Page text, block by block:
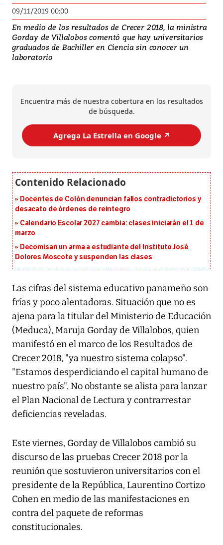
09/11/2019 00:00
En medio de los resultados de Crecer 2018, la ministra
Gorday de Villalobos comentó que hay universitarios
graduados de Bachiller en Ciencia sin conocer un
laboratorio
Encuentra más de nuestra cobertura en los resultados
de búsqueda.
Agrega La Estrella en Google ↗️
Docentes de Colón denuncian fallos contradictorios y
desacato de órdenes de reintegro
Calendario Escolar 2027 cambia: clases iniciarán el 1 de
marzo
Decomisan un arma a estudiante del Instituto José
Dolores Moscote y suspenden las clases
Las cifras del sistema educativo panameño son
frías y poco alentadoras. Situación que no es
ajena para la titular del Ministerio de Educación
(Meduca), Maruja Gorday de Villalobos, quien
manifestó en el marco de los Resultados de
Crecer 2018, "ya nuestro sistema colapso".
"Estamos desperdiciando el capital humano de
nuestro país". No obstante se alista para lanzar
el Plan Nacional de Lectura y contrarrestar
deficiencias reveladas.
Este viernes, Gorday de Villalobos cambió su
discurso de las pruebas Crecer 2018 por la
reunión que sostuvieron universitarios con el
presidente de la República, Laurentino Cortizo
Cohen en medio de las manifestaciones en
contra del paquete de reformas
constitucionales.